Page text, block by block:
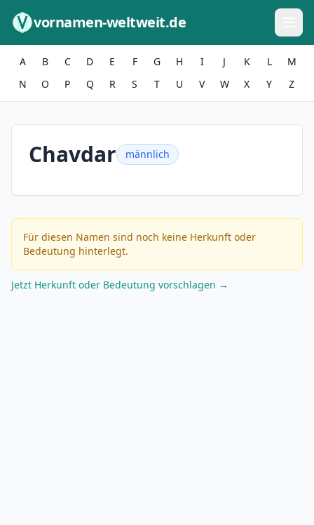
vornamen-weltweit.de
A B C D E F G H I J K L
M
N
O P Q R S T U V W X Y Z
Chavdar männlich
Für diesen Namen sind noch keine Herkunft oder
Bedeutung hinterlegt.
Jetzt Herkunft oder Bedeutung vorschlagen →